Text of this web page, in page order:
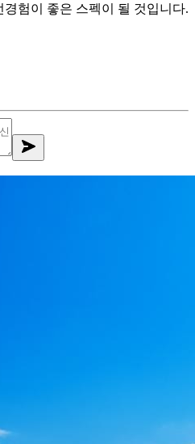
험이 좋은 스펙이 될 것입니다.